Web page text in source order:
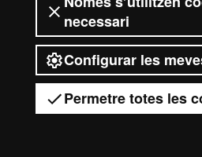
necessari
Configurar les
Permetre totes les
Accessibilitat web
2026 Universitat